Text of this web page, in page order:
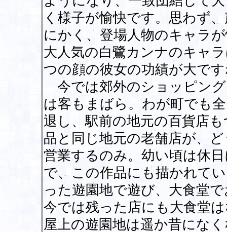
く様子が愉快です。思わず
にかく、登場人物のキャラ
大人気の白鷺カンナのキャ
つの顔の彼女の功績が大で
今では郊外のショッピン
は客もまばら。わが町でも
退し、駅前の地元の百貨店
品と同じ地元の老舗店が、
営業するのみ。幼い頃は休
で、この作品にも描かれて
った遊園地で遊び、大食堂
今では残った店にも大食堂
屋上の遊園地は遥か昔にな